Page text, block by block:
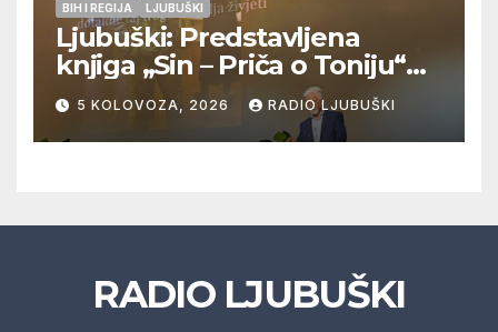
BIH I REGIJA LJUBUŠKI
Ljubuški: Predstavljena
knjiga „Sin – Priča o Toniju“
dr. sc. Zdenka Hercega
5 KOLOVOZA, 2026 RADIO LJUBUŠKI
RADIO LJUBUŠKI